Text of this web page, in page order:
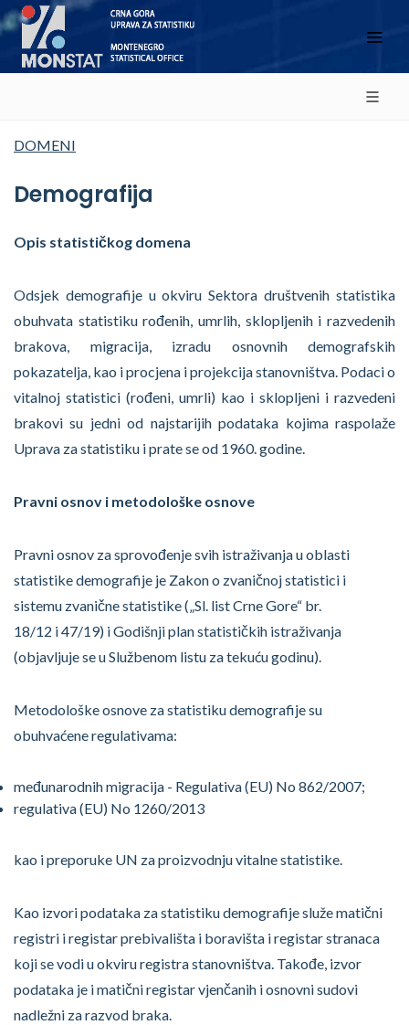
DOMENI
Demografija
Opis statističkog domena
Odsjek demografije u okviru Sektora društvenih statistika
obuhvata statistiku rođenih, umrlih, sklopljenih i razvedenih
brakova, migracija, izradu osnovnih demografskih
pokazatelja, kao i procjena i projekcija stanovništva. Podaci o
vitalnoj statistici (rođeni, umrli) kao i sklopljeni i razvedeni
brakovi su jedni od najstarijih podataka kojima raspolaže
Uprava za statistiku i prate se od 1960. godine.
Pravni osnov i metodološke osnove
Pravni osnov za sprovođenje svih istraživanja u oblasti
statistike demografije je Zakon o zvaničnoj statistici i
sistemu zvanične statistike („Sl. list Crne Gore“ br.
18/12 i 47/19) i Godišnji plan statističkih istraživanja
(objavljuje se u Službenom listu za tekuću godinu).
Metodološke osnove za statistiku demografije su
obuhvaćene regulativama:
međunarodnih migracija - Regulativa (EU) No 862/2007;
regulativa (EU) No 1260/2013
kao i preporuke UN za proizvodnju vitalne statistike.
Kao izvori podataka za statistiku demografije služe matični
registri i registar prebivališta i boravišta i registar stranaca
koji se vodi u okviru registra stanovništva. Takođe, izvor
podataka je i matični registar vjenčanih i osnovni sudovi
nadležni za razvod braka.